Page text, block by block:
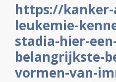
https://
leukemie-
stadia-hier-
belangrijkste-
vormen-van-